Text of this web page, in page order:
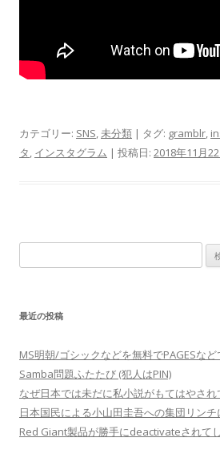
カテゴリー: SNS,未分類 | タグ: gramblr,
タ, インスタグラム | 投稿日: 2018年11月
索:
最近の投稿
MS明朝/ゴシックなどを無料でPAGESな
Samba問題ふたたび (犯人はPIN)
なぜ日本では未だに私小説がもてはやされ
日本国民による小山田圭吾への集団リン
Red Giant製品が勝手にdeactivateされて